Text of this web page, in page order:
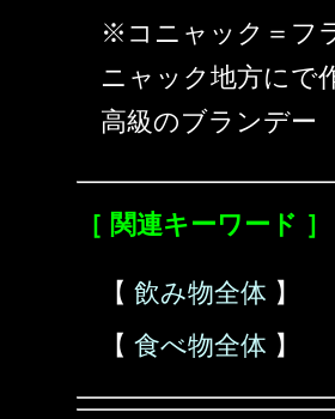
※コニャック＝フ
ニャック地方にで
高級のブランデー
［ 関連キーワード ］
【 飲み物全体 】
【 食べ物全体 】